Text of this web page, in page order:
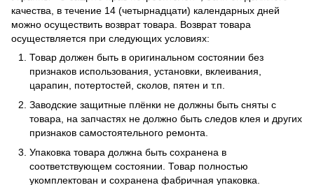
качества, в течение 14 (четырнадцати) календарных дней
можно осуществить возврат товара. Возврат товара
осуществляется при следующих условиях:
Товар должен быть в оригинальном состоянии без
признаков использования, установки, вклеивания,
царапин, потертостей, сколов, пятен и т.п.
Заводские защитные плёнки не должны быть сняты с
товара, на запчастях не должно быть следов клея и других
признаков самостоятельного ремонта.
Упаковка товара должна быть сохранена в
соответствующем состоянии. Товар полностью
укомплектован и сохранена фабричная упаковка.